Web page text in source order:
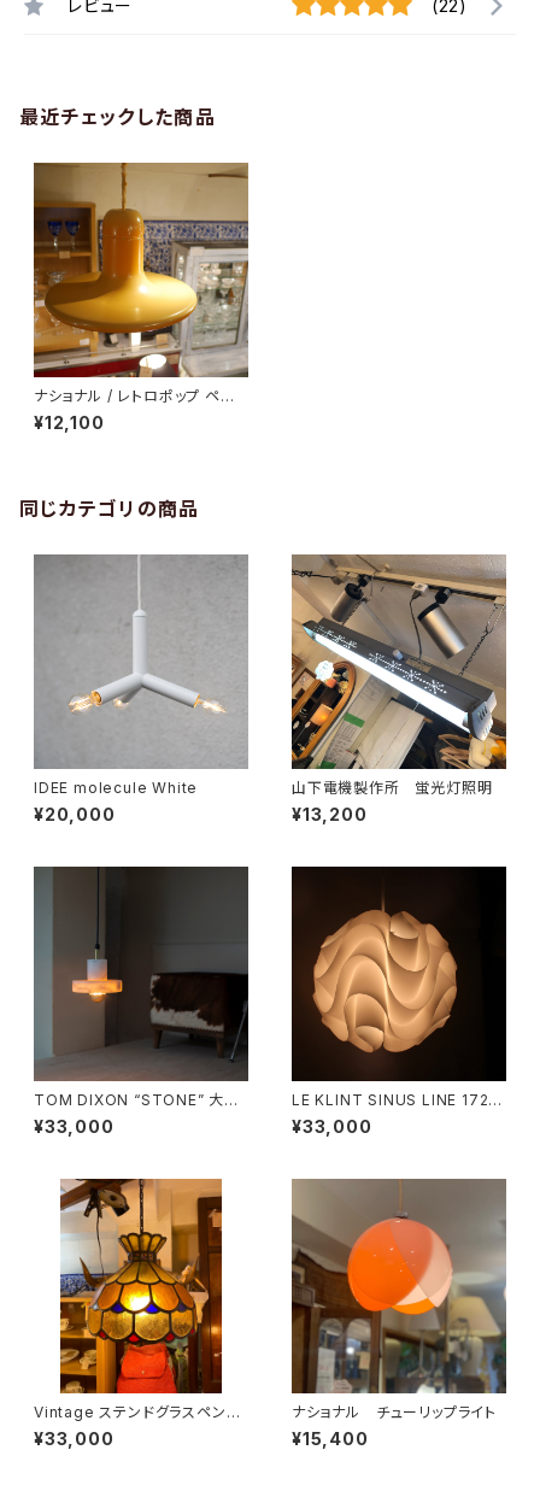
レビュー (22)
最近チェックした商品
ナショナル / レトロポップ ペン
ダントライト
¥12,100
同じカテゴリの商品
IDEE molecule White
¥20,000
山下電機製作所 蛍光灯照明
¥13,200
TOM DIXON “STONE” 大理
石ペンダントライト
¥33,000
LE KLINT SINUS LINE 172A
Medium
¥33,000
Vintage ステンドグラスペンダ
ントライト
¥33,000
ナショナル チューリップライト
¥15,400